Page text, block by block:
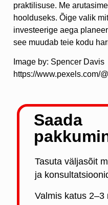
praktilisuse. Me
hoolduseks. Õige valik
investeerige aega
see muudab teie kodu
Image by: Spencer Davis
https://www.pexels.com/
Saada
Tasuta väljasõit
ja
Valmis katus 2–3